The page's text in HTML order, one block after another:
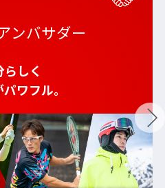
ンバサダー
らしく
ワフル。